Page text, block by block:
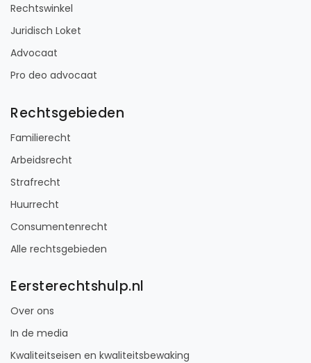
Rechtswinkel
Juridisch Loket
Advocaat
Pro deo advocaat
Rechtsgebieden
Familierecht
Arbeidsrecht
Strafrecht
Huurrecht
Consumentenrecht
Alle rechtsgebieden
Eersterechtshulp.nl
Over ons
In de media
Kwaliteitseisen en kwaliteitsbewaking